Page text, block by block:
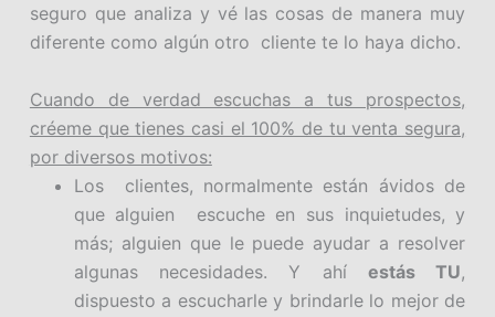
seguro que analiza y vé las cosas de manera muy
diferente como algún otro cliente te lo haya dicho.
Cuando de verdad escuchas a tus prospectos,
créeme que tienes casi el 100% de tu venta segura,
por diversos motivos:
Los clientes, normalmente están ávidos de
que alguien escuche en sus inquietudes, y
más; alguien que le puede ayudar a resolver
algunas necesidades. Y ahí estás TU,
dispuesto a escucharle y brindarle lo mejor de